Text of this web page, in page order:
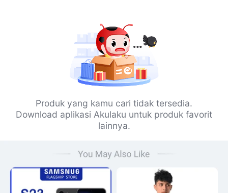
Produk yang kamu cari tidak tersedia.
Download aplikasi Akulaku untuk produk favorit
lainnya.